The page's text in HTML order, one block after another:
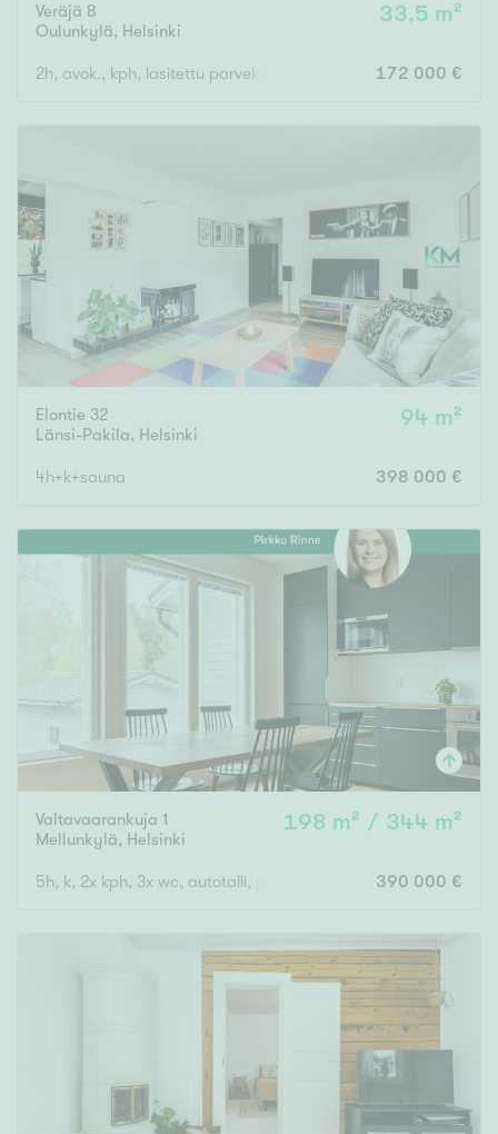
Veräjä 8
Oulunkylä, Helsinki
33,5 m²
2h, avok., kph, lasitettu parveke 172 000 €
Elontie 32
Länsi-Pakila, Helsinki
94 m²
4h+k+sauna 398 000 €
Valtavaarankuja 1
Mellunkylä, Helsinki
198 m² / 344 m²
5h, k, 2x kph, 3x wc, autotalli, piha, pihavarastoAsunto 2: 2h,
390 000 €